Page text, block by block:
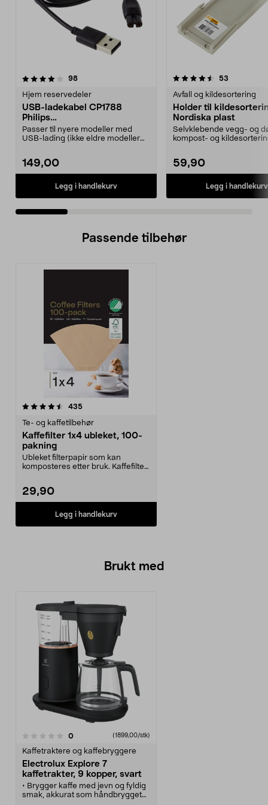
98anmeldelser
Hjem reservedeler
USB-ladekabel CP1788
Philips
OneBlade/barbermaskiner
Passer til nyere modeller med
USB-lading (ikke eldre modeller
149,00
Legg i handlekurv
4.5 av 5 stjerner 53
Avfall og kildesortering
Holder til
Nordiska plast
Selvklebende vegg- og
kompost- og
59,90
Legg i handlekurv
4.5 av 5 stjerner
Passende tilbehør
435anmeldelser
Te- og kaffetilbehør
Kaffefilter 1x4 ubleket, 100-
pakning
Ubleket filterpapir som kan
komposteres etter bruk. Kaffefilter
29,90
Legg i handlekurv
Brukt med
0anmeldelser(1899,00/stk)
Kaffetraktere og kaffebryggere
Electrolux Explore 7
kaffetrakter, 9 kopper, svart
• Brygger kaffe med jevn og fyldig
smak, akkurat som håndbrygget